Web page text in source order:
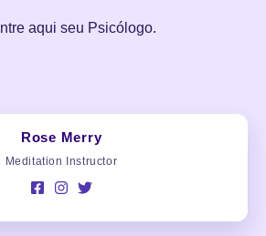
aqui seu Psicólogo.
Rose Merry
Meditation Instructor